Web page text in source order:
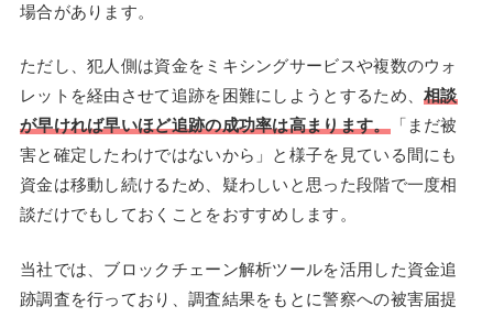
場合があります。
ただし、犯人側は資金をミキシングサービスや複数のウォ
レットを経由させて追跡を困難にしようとするため、相談
が早ければ早いほど追跡の成功率は高まります。「まだ被
害と確定したわけではないから」と様子を見ている間にも
資金は移動し続けるため、疑わしいと思った段階で一度相
談だけでもしておくことをおすすめします。
当社では、ブロックチェーン解析ツールを活用した資金追
跡調査を行っており、調査結果をもとに警察への被害届提